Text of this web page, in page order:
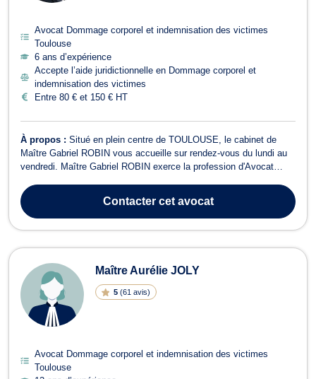
Avocat Dommage corporel et indemnisation des victimes
Toulouse
6 ans d’expérience
Accepte l’aide juridictionnelle en Dommage corporel et
indemnisation des victimes
Entre 80 € et 150 € HT
À propos : Situé en plein centre de TOULOUSE, le cabinet de
Maître Gabriel ROBIN vous accueille sur rendez-vous du lundi au
vendredi. Maître Gabriel ROBIN exerce la profession d'Avocat
satisfaire l'ensemble de ses clients. Qu'il s'agisse de particuliers,
de professionn...
Contactercet avocat
Maître Aurélie JOLY
5 (61 avis)
Avocat Dommage corporel et indemnisation des victimes
Toulouse